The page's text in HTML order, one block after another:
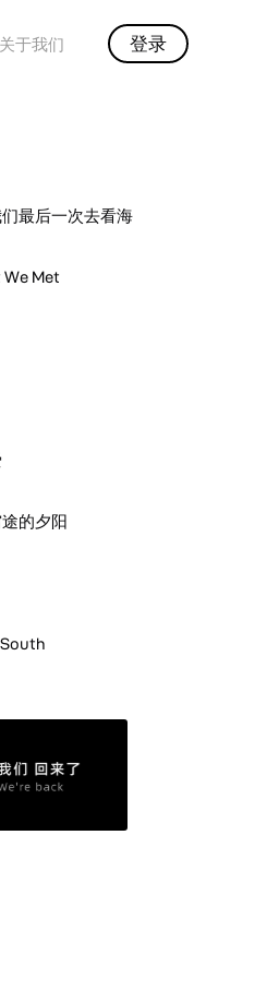
关于我们 登录
最后一次去看海
Met
的夕阳